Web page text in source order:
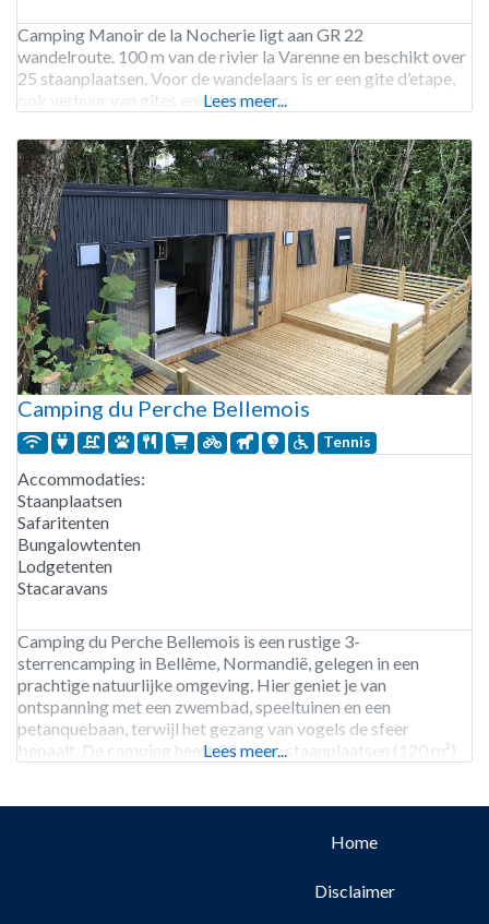
Camping Manoir de la Nocherie ligt aan GR 22
wandelroute. 100 m van de rivier la Varenne en beschikt over
25 staanplaatsen. Voor de wandelaars is er een gite d’etape,
ook verhuur van gîtes en stacaravans.
Lees meer...
Camping du Perche Bellemois
Tennis
Accommodaties:
Staanplaatsen
Safaritenten
Bungalowtenten
Lodgetenten
Stacaravans
Camping du Perche Bellemois is een rustige 3-
sterrencamping in Bellême, Normandië, gelegen in een
prachtige natuurlijke omgeving. Hier geniet je van
ontspanning met een zwembad, speeltuinen en een
petanquebaan, terwijl het gezang van vogels de sfeer
bepaalt. De camping heeft 38 ruime staanplaatsen (120 m²)
Lees meer...
Home
Disclaimer